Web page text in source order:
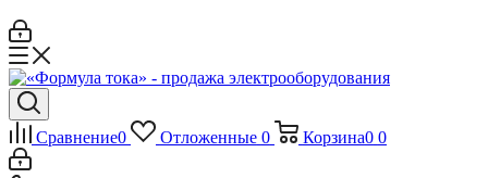
Сравнение0 Отложенные 0 Корзина0 0